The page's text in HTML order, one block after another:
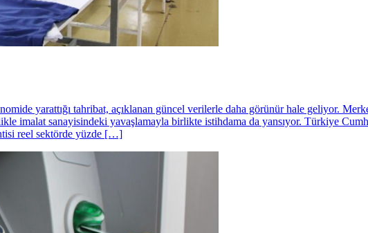
yarattığı tahribat, açıklanan güncel verilerle daha görünür hale geliyor.
imalat sanayisindeki yavaşlamayla birlikte istihdama da yansıyor. Türkiye
reel sektörde yüzde […]